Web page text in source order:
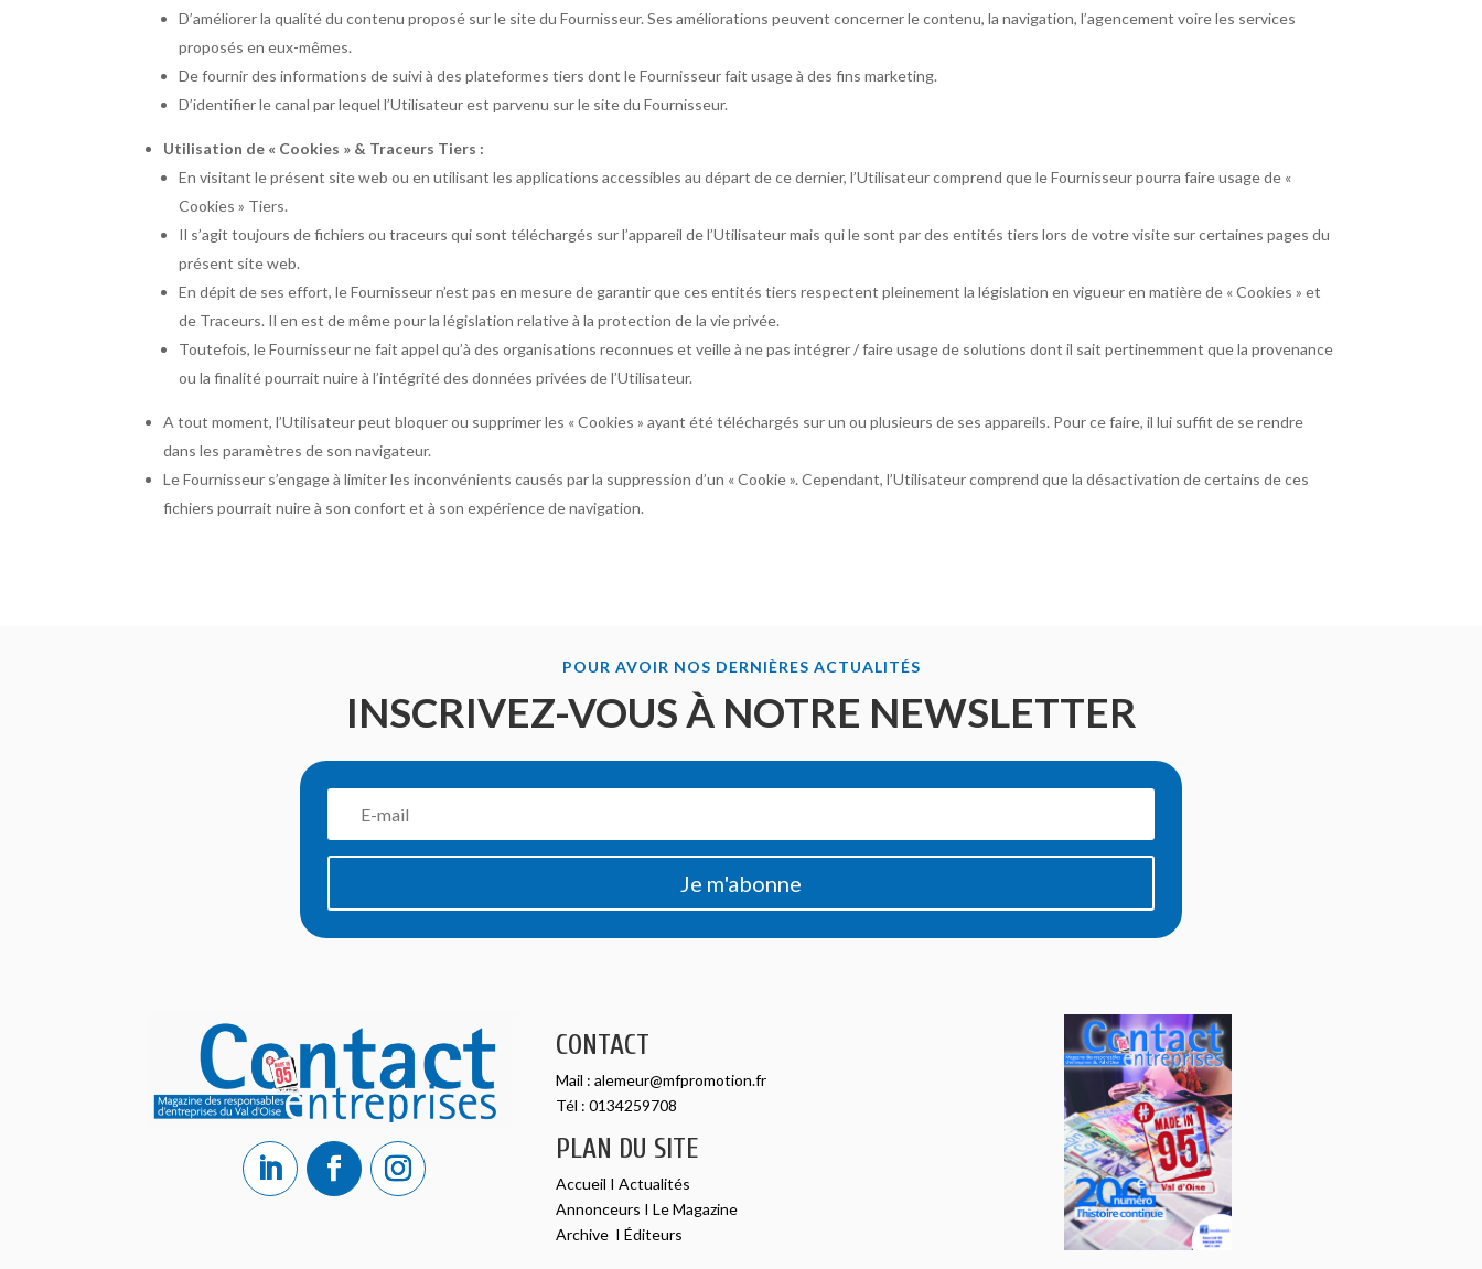
D’améliorer la qualité du contenu proposé sur le site du Fournisseur. Ses améliorations peuvent concerner le contenu, la navigation, l’agencement voire les services
proposés en eux-mêmes.
De fournir des informations de suivi à des plateformes tiers dont le Fournisseur fait usage à des fins marketing.
D’identifier le canal par lequel l’Utilisateur est parvenu sur le site du Fournisseur.
Utilisation de « Cookies » & Traceurs Tiers :
En visitant le présent site web ou en utilisant les applications accessibles au départ de ce dernier, l’Utilisateur comprend que le Fournisseur pourra faire usage de «
Cookies » Tiers.
Il s’agit toujours de fichiers ou traceurs qui sont téléchargés sur l’appareil de l’Utilisateur mais qui le sont par des entités tiers lors de votre visite sur certaines pages du
présent site web.
En dépit de ses effort, le Fournisseur n’est pas en mesure de garantir que ces entités tiers respectent pleinement la législation en vigueur en matière de « Cookies » et
de Traceurs. Il en est de même pour la législation relative à la protection de la vie privée.
Toutefois, le Fournisseur ne fait appel qu’à des organisations reconnues et veille à ne pas intégrer / faire usage de solutions dont il sait pertinemment que la provenance
ou la finalité pourrait nuire à l’intégrité des données privées de l’Utilisateur.
A tout moment, l’Utilisateur peut bloquer ou supprimer les « Cookies » ayant été téléchargés sur un ou plusieurs de ses appareils. Pour ce faire, il lui suffit de se rendre
dans les paramètres de son navigateur.
Le Fournisseur s’engage à limiter les inconvénients causés par la suppression d’un « Cookie ». Cependant, l’Utilisateur comprend que la désactivation de certains de ces
fichiers pourrait nuire à son confort et à son expérience de navigation.
POUR AVOIR NOS DERNIÈRES ACTUALITÉS
INSCRIVEZ-VOUS À NOTRE NEWSLETTER
Je m'abonne
CONTACT
Mail : alemeur@mfpromotion.fr
Tél : 0134259708
PLAN DU SITE
Accueil I Actualités
Annonceurs I Le Magazine
Archive I Éditeurs